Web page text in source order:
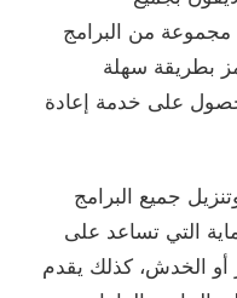
مجموعة من البرامج
بطريقة سهلة
على خدمة إعادة
جميع البرامج
التي تساعد على
أو الخدش، كذلك يقدم